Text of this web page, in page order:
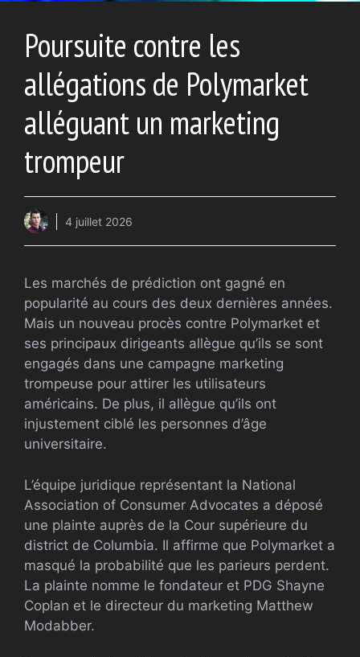
Poursuite contre les
allégations de Polymarket
alléguant un marketing
trompeur
4 juillet 2026
Les marchés de prédiction ont gagné en
popularité au cours des deux dernières années.
Mais un nouveau procès contre Polymarket et
ses principaux dirigeants allègue qu’ils se sont
engagés dans une campagne marketing
trompeuse pour attirer les utilisateurs
américains. De plus, il allègue qu’ils ont
injustement ciblé les personnes d’âge
universitaire.
L’équipe juridique représentant la National
Association of Consumer Advocates a déposé
une plainte auprès de la Cour supérieure du
district de Columbia. Il affirme que Polymarket a
masqué la probabilité que les parieurs perdent.
La plainte nomme le fondateur et PDG Shayne
Coplan et le directeur du marketing Matthew
Modabber.